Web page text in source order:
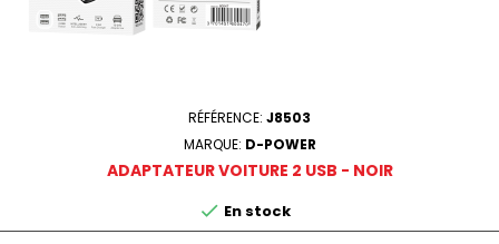
RÉFÉRENCE: J8503
MARQUE: D-POWER
ADAPTATEUR VOITURE 2 USB - NOIR
 En stock